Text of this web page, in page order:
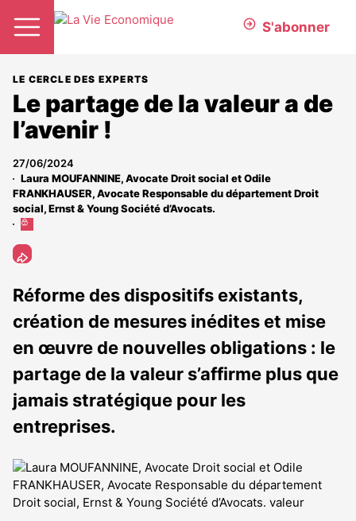
S'abonner
LE CERCLE DES EXPERTS
Le partage de la valeur a de
l’avenir !
27/06/2024
Laura MOUFANNINE, Avocate Droit social et Odile
FRANKHAUSER, Avocate Responsable du département Droit
social, Ernst & Young Société d’Avocats.
Cet
est
aux
abonnés
Réforme des dispositifs existants,
création de mesures inédites et mise
en œuvre de nouvelles obligations : le
partage de la valeur s’affirme plus que
jamais stratégique pour les
entreprises.